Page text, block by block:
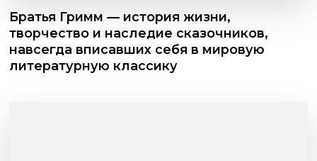
Братья Гримм — история жизни,
творчество и наследие сказочников,
навсегда вписавших себя в мировую
литературную классику